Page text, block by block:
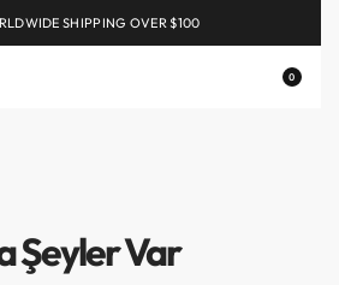
SHIPPING OVER $100
0
Şeyler Var